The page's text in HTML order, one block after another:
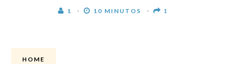
1 10 MINUTOS 1
HOME